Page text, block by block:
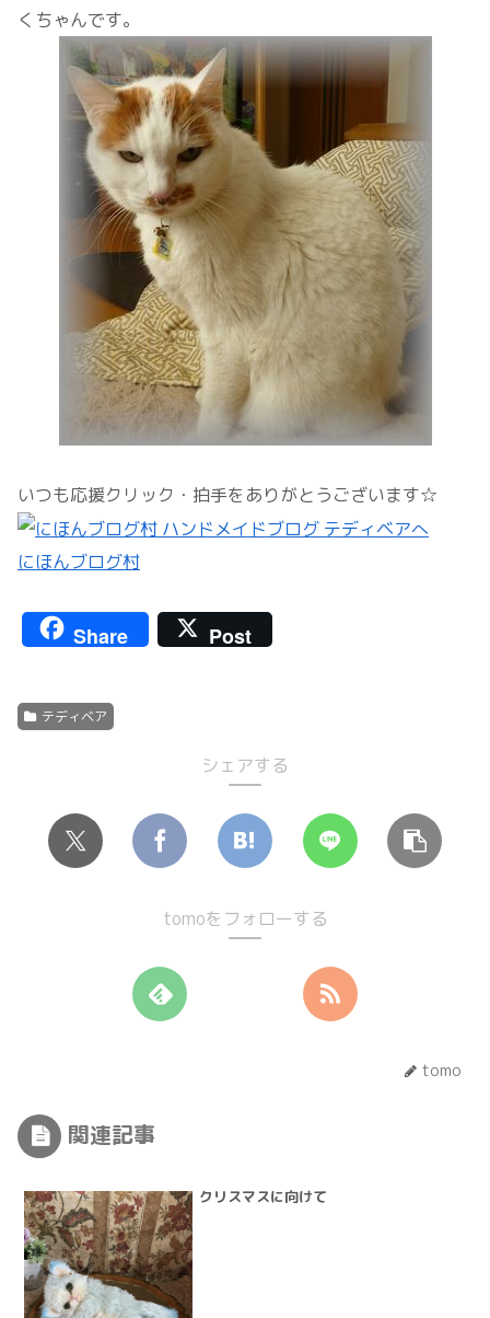
くちゃんです。
いつも応援クリック・拍手をありがとうございます☆
にほんブログ村
Share Post
テディベア
シェアする
tomoをフォローする
tomo
関連記事
クリスマスに向けて